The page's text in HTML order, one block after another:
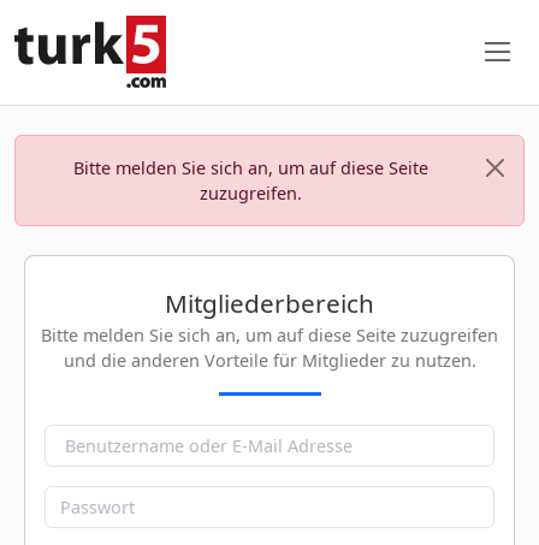
Bitte melden Sie sich an, um auf diese Seite
zuzugreifen.
Mitgliederbereich
Bitte melden Sie sich an, um auf diese Seite zuzugreifen
und die anderen Vorteile für Mitglieder zu nutzen.